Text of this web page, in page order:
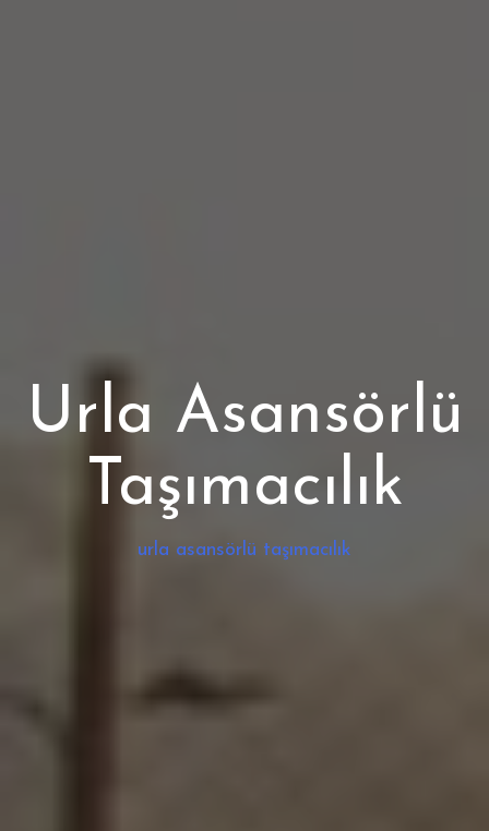
Urla Asansörlü
Taşımacılık
urla asansörlü taşımacılık